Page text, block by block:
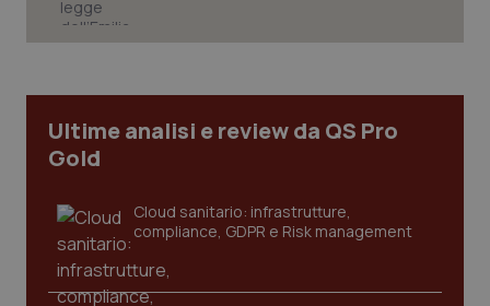
Ultime analisi e review da QS Pro
Gold
Cloud sanitario: infrastrutture,
compliance, GDPR e Risk management